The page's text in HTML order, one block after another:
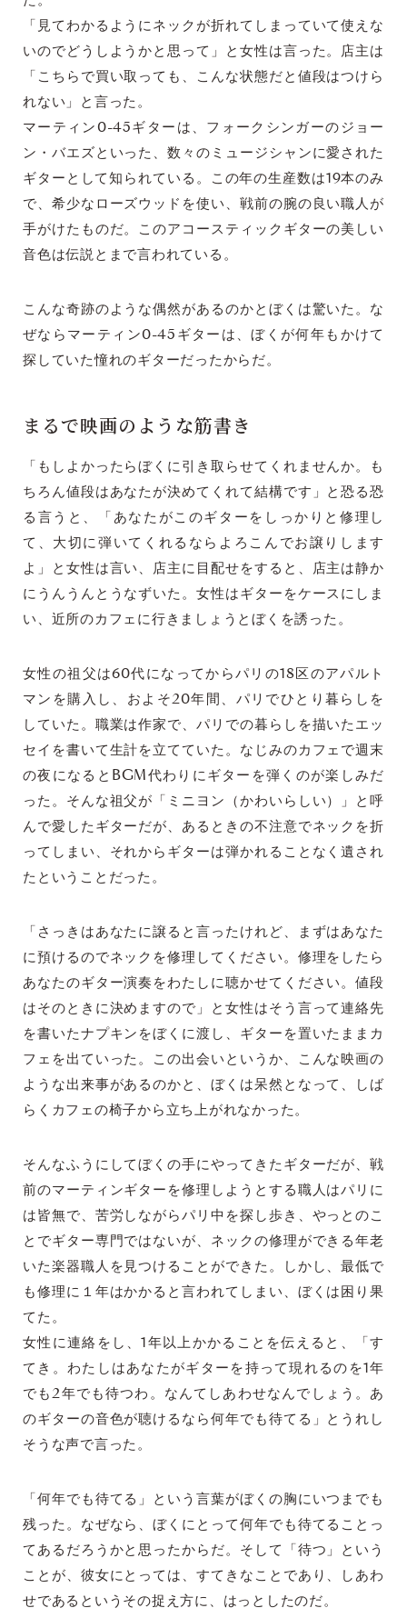
「見てわかるようにネックが折れてしまっていて使えな
いのでどうしようかと思って」と女性は言った。店主は
「こちらで買い取っても、こんな状態だと値段はつけら
れない」と言った。
マーティン0-45ギターは、フォークシンガーのジョー
ン・バエズといった、数々のミュージシャンに愛された
ギターとして知られている。この年の生産数は19本のみ
で、希少なローズウッドを使い、戦前の腕の良い職人が
手がけたものだ。このアコースティックギターの美しい
音色は伝説とまで言われている。
こんな奇跡のような偶然があるのかとぼくは驚いた。な
ぜならマーティン0-45ギターは、ぼくが何年もかけて
探していた憧れのギターだったからだ。
まるで映画のような筋書き
「もしよかったらぼくに引き取らせてくれませんか。も
ちろん値段はあなたが決めてくれて結構です」と恐る恐
る言うと、「あなたがこのギターをしっかりと修理し
て、大切に弾いてくれるならよろこんでお譲りします
よ」と女性は言い、店主に目配せをすると、店主は静か
にうんうんとうなずいた。女性はギターをケースにしま
い、近所のカフェに行きましょうとぼくを誘った。
女性の祖父は60代になってからパリの18区のアパルト
マンを購入し、およそ20年間、パリでひとり暮らしを
していた。職業は作家で、パリでの暮らしを描いたエッ
セイを書いて生計を立てていた。なじみのカフェで週末
の夜になるとBGM代わりにギターを弾くのが楽しみだ
った。そんな祖父が「ミニヨン（かわいらしい）」と呼
んで愛したギターだが、あるときの不注意でネックを折
ってしまい、それからギターは弾かれることなく遺され
たということだった。
「さっきはあなたに譲ると言ったけれど、まずはあなた
に預けるのでネックを修理してください。修理をしたら
あなたのギター演奏をわたしに聴かせてください。値段
はそのときに決めますので」と女性はそう言って連絡先
を書いたナプキンをぼくに渡し、ギターを置いたままカ
フェを出ていった。この出会いというか、こんな映画の
ような出来事があるのかと、ぼくは呆然となって、しば
らくカフェの椅子から立ち上がれなかった。
そんなふうにしてぼくの手にやってきたギターだが、戦
前のマーティンギターを修理しようとする職人はパリに
は皆無で、苦労しながらパリ中を探し歩き、やっとのこ
とでギター専門ではないが、ネックの修理ができる年老
いた楽器職人を見つけることができた。しかし、最低で
も修理に１年はかかると言われてしまい、ぼくは困り果
てた。
女性に連絡をし、1年以上かかることを伝えると、「す
てき。わたしはあなたがギターを持って現れるのを1年
でも2年でも待つわ。なんてしあわせなんでしょう。あ
のギターの音色が聴けるなら何年でも待てる」とうれし
そうな声で言った。
「何年でも待てる」という言葉がぼくの胸にいつまでも
残った。なぜなら、ぼくにとって何年でも待てることっ
てあるだろうかと思ったからだ。そして「待つ」という
ことが、彼女にとっては、すてきなことであり、しあわ
せであるというその捉え方に、はっとしたのだ。